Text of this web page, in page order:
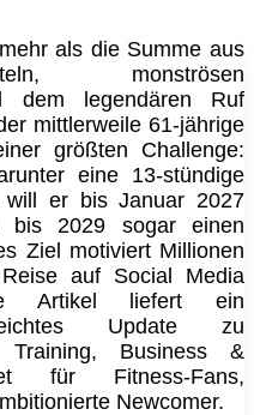
als die Summe aus
monströsen
dem legendären Ruf
mittlerweile 61‑jährige
größten Challenge:
eine 13‑stündige
will er bis Januar 2027
bis 2029 sogar einen
Ziel motiviert Millionen
auf Social Media
Artikel liefert ein
Update zu
Training, Business &
für Fitness‑Fans,
Newcomer.